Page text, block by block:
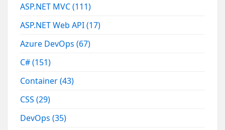
ASP.NET MVC(111)
ASP.NET Web API(17)
Azure DevOps(67)
C#(151)
Container(43)
CSS(29)
DevOps(35)